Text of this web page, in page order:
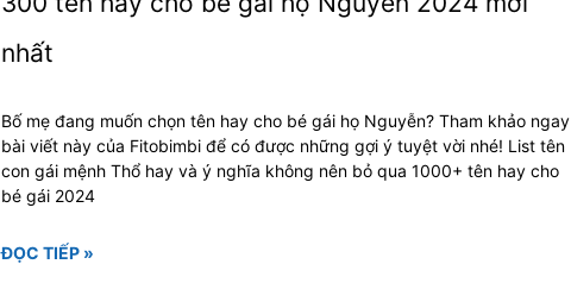
nhất
Bố mẹ đang muốn chọn tên hay cho bé gái họ Nguyễn? Tham khảo ngay
bài viết này của Fitobimbi để có được những gợi ý tuyệt vời nhé! List tên
con gái mệnh Thổ hay và ý nghĩa không nên bỏ qua 1000+ tên hay cho
bé gái 2024
ĐỌC TIẾP »